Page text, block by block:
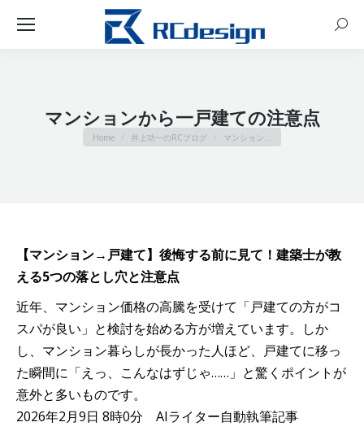
マンションから一戸建ての注意点
You are here:
Home 井上功一のRCブログ マンション…
【マンション→戸建て】後悔する前に見て！建築士が教
える5つの落とし穴と注意点
近年、マンション価格の高騰を受けて「戸建ての方がコ
スパが良い」と検討を始める方が増えています。しか
し、マンション暮らしが長かった人ほど、戸建てに移っ
た瞬間に「えっ、こんなはずじゃ……」と驚くポイントが
意外と多いものです。
2026年2月9日 8時0分 AIライター自動執筆記事